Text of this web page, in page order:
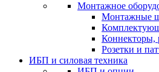
Монтажное
Монтажные
Коннекторы,
Розетки и
ИБП и силовая техника